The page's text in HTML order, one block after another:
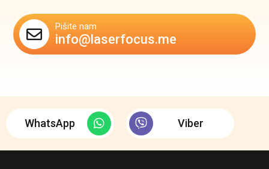
Pišite nam
info@laserfocus.me
WhatsApp Viber